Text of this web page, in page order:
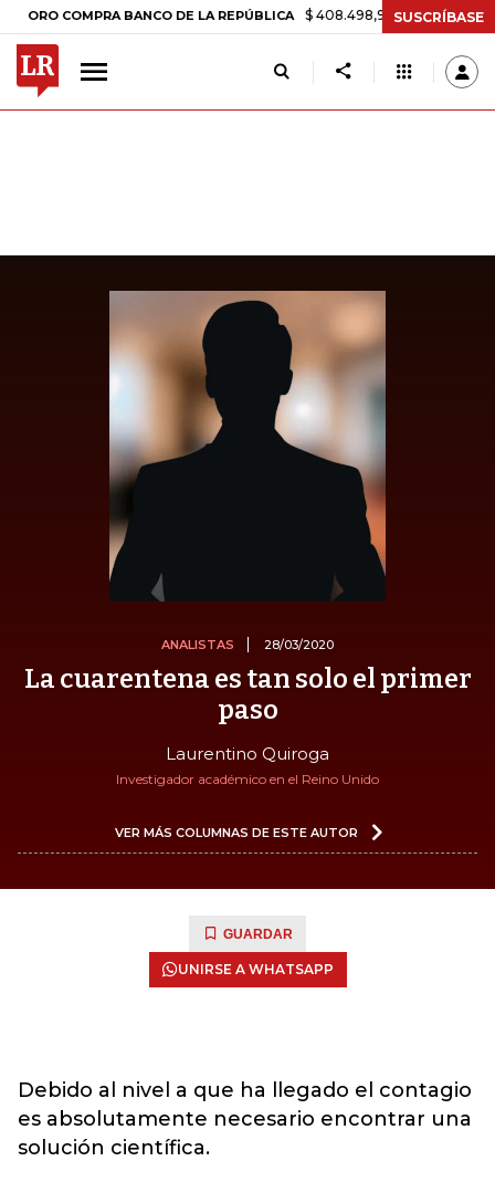
COMPRA BANCO DE LA REPÚBLICA $ 408.498,97 +$ 8.753,81 +2,19%
SUSCRÍBASE
ANALISTAS 28/03/2020
La cuarentena es tan solo el primer
paso
Laurentino Quiroga
Investigador académico en el Reino Unido
VER MÁS COLUMNAS DE ESTE AUTOR
GUARDAR
UNIRSE A WHATSAPP
Debido al nivel a que ha llegado el contagio
es absolutamente necesario encontrar una
solución científica.